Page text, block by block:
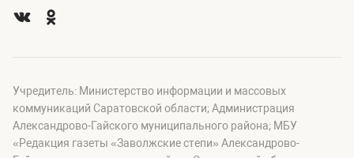
Учредитель: Министерство информации и массовых
коммуникаций Саратовской области; Администрация
Александрово-Гайского муниципального района; МБУ
«Редакция газеты «Заволжские степи» Александрово-